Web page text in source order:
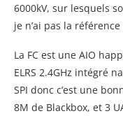
6000kV, sur lesquels
je n’ai pas la
La FC est une AIO
ELRS 2.4GHz intégré
SPI donc c’est une
8M de Blackbox, et 3